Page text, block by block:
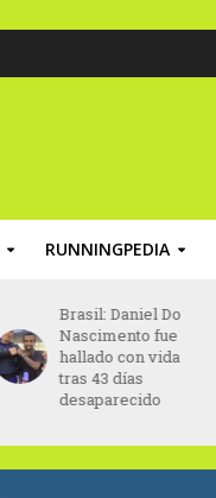
RUNNINGPEDIA
Brasil: Daniel Do
Nascimento fue
hallado con vida
tras 43 días
desaparecido